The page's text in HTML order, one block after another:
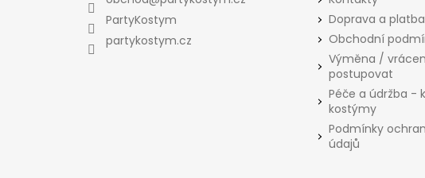
PartyKostym
partykostym.cz
Doprava a platba
Obchodní
Výměna /
postupovat
Péče a údržba -
kostýmy
Podmínky
údajů